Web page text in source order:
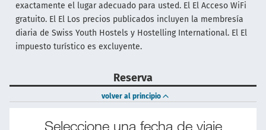
exactamente el lugar adecuado para usted. El El Acceso WiFi
gratuito. El El Los precios publicados incluyen la membresía
diaria de Swiss Youth Hostels y Hostelling International. El El
impuesto turístico es excluyente.
Reserva
volver al principio
Seleccione una fecha de viaje